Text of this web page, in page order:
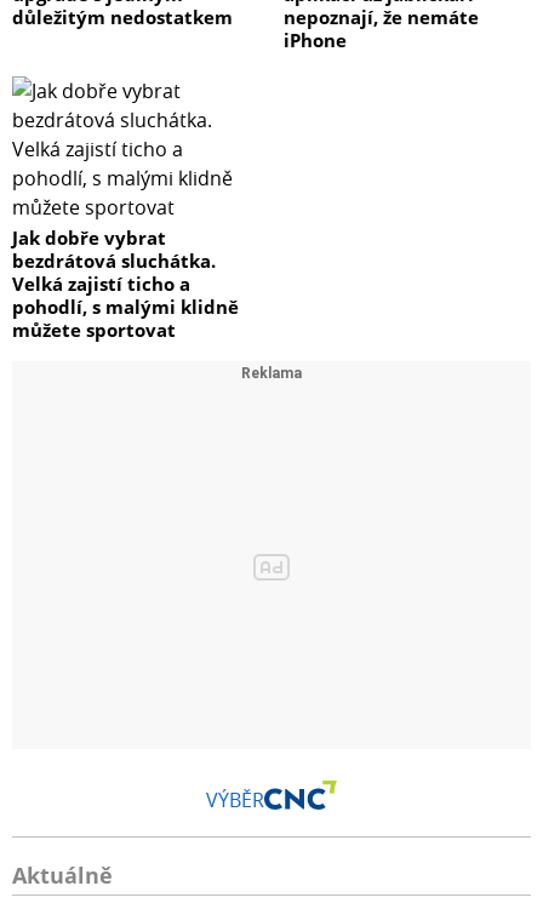
důležitým nedostatkem
nepoznají, že nemáte
iPhone
Jak dobře vybrat
bezdrátová sluchátka.
Velká zajistí ticho a
pohodlí, s malými klidně
můžete sportovat
VÝBĚR
Aktuálně